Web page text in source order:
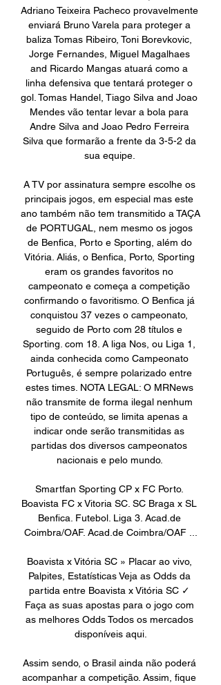
Adriano Teixeira Pacheco provavelmente
enviará Bruno Varela para proteger a
baliza Tomas Ribeiro, Toni Borevkovic,
Jorge Fernandes, Miguel Magalhaes
and Ricardo Mangas atuará como a
linha defensiva que tentará proteger o
gol. Tomas Handel, Tiago Silva and Joao
Mendes vão tentar levar a bola para
Andre Silva and Joao Pedro Ferreira
Silva que formarão a frente da 3-5-2 da
sua equipe.
A TV por assinatura sempre escolhe os
principais jogos, em especial mas este
ano também não tem transmitido a TAÇA
de PORTUGAL, nem mesmo os jogos
de Benfica, Porto e Sporting, além do
Vitória. Aliás, o Benfica, Porto, Sporting
eram os grandes favoritos no
campeonato e começa a competição
confirmando o favoritismo. O Benfica já
conquistou 37 vezes o campeonato,
seguido de Porto com 28 títulos e
Sporting. com 18. A liga Nos, ou Liga 1,
ainda conhecida como Campeonato
Português, é sempre polarizado entre
estes times. NOTA LEGAL: O MRNews
não transmite de forma ilegal nenhum
tipo de conteúdo, se limita apenas a
indicar onde serão transmitidas as
partidas dos diversos campeonatos
nacionais e pelo mundo.
Smartfan Sporting CP x FC Porto.
Boavista FC x Vitoria SC. SC Braga x SL
Benfica. Futebol. Liga 3. Acad.de
Coimbra/OAF. Acad.de Coimbra/OAF ...
Boavista x Vitória SC » Placar ao vivo,
Palpites, Estatísticas Veja as Odds da
partida entre Boavista x Vitória SC ✓
Faça as suas apostas para o jogo com
as melhores Odds Todos os mercados
disponíveis aqui.
Assim sendo, o Brasil ainda não poderá
acompanhar a competição. Assim, fique